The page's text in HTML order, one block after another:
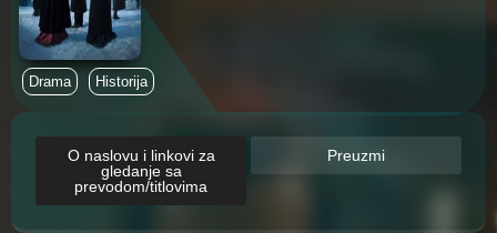
Drama Historija
O naslovu i linkovi za
gledanje sa
prevodom/titlovima
Preuzmi